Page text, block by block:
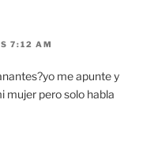
7:12 AM
me apunte y
mujer pero solo habla